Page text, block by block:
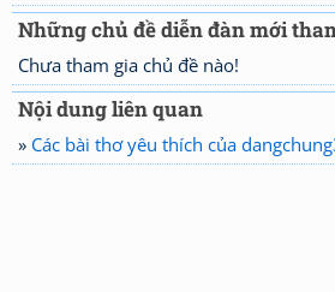
Những chủ đề diễn đàn mới
Chưa tham gia chủ đề nào!
Nội dung liên quan
» Các bài thơ yêu thích của